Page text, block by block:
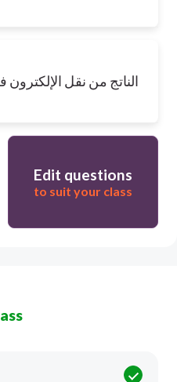
الناتج من نقل الإلكترون
Edit questions
to suit your class